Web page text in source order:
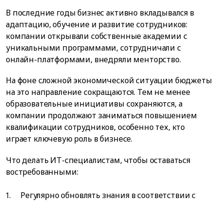
В последние годы бизнес активно вкладывался в
адаптацию, обучение и развитие сотрудников:
компании открывали собственные академии с
уникальными программами, сотрудничали с
онлайн-платформами, внедряли менторство.
На фоне сложной экономической ситуации бюджеты
на это направление сокращаются. Тем не менее
образовательные инициативы сохраняются, а
компании продолжают заниматься повышением
квалификации сотрудников, особенно тех, кто
играет ключевую роль в бизнесе.
Что делать ИТ-специалистам, чтобы оставаться
востребованными:
Регулярно обновлять знания в соответствии с